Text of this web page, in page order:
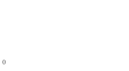
0